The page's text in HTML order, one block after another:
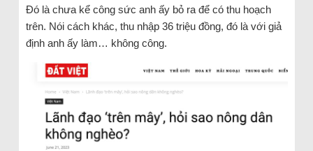
Đó là chưa kể công sức anh ấy bỏ ra để có thu hoạch
trên. Nói cách khác, thu nhập 36 triệu đồng, đó là với giả
định anh ấy làm… không công.